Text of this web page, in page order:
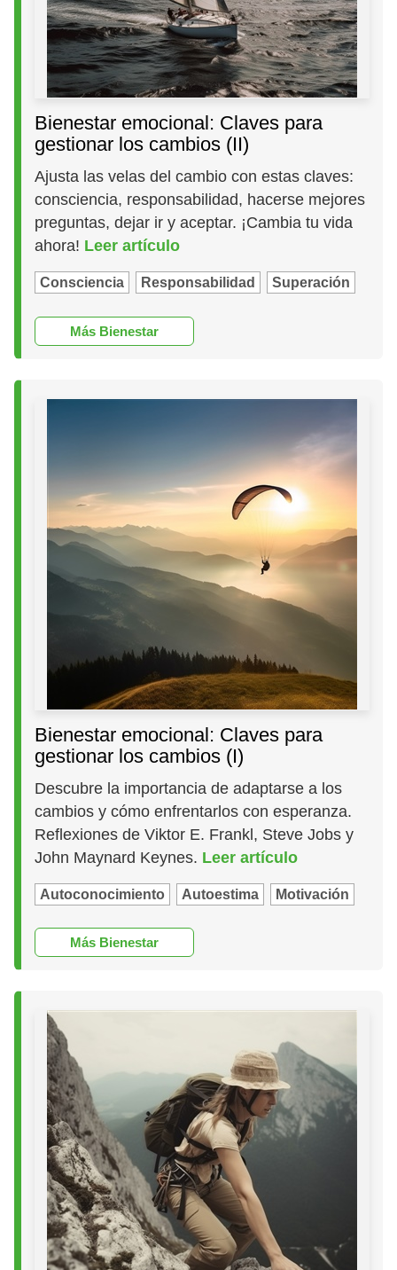
Bienestar emocional: Claves para
gestionar los cambios (II)
Ajusta las velas del cambio con estas claves:
consciencia, responsabilidad, hacerse mejores
preguntas, dejar ir y aceptar. ¡Cambia tu vida
ahora! Leer artículo
Consciencia Responsabilidad Superación
Más Bienestar
Bienestar emocional: Claves para
gestionar los cambios (I)
Descubre la importancia de adaptarse a los
cambios y cómo enfrentarlos con esperanza.
Reflexiones de Viktor E. Frankl, Steve Jobs y
John Maynard Keynes. Leer artículo
Autoconocimiento Autoestima Motivación
Más Bienestar